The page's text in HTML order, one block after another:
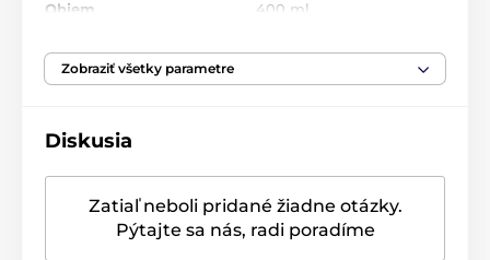
dokonalosti.
Objem 400 ml
Vhodný do mikrovlnnej
rúry
Vhodný do umývačky
Originálny obal/balenie Darčeková krabička
Zobraziť všetky parametre
Diskusia
Zatiaľ neboli pridané žiadne otázky.
Pýtajte sa nás, radi poradíme